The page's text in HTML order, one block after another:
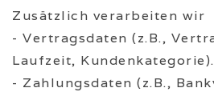
Zusätzlich verarbeiten wir
- Vertragsdaten (z.B.,
Laufzeit, Kundenkategorie).
- Zahlungsdaten (z.B.,